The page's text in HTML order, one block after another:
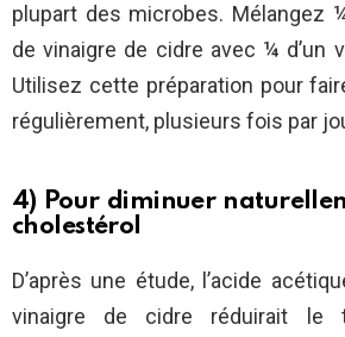
plupart des microbes. Mélangez
de vinaigre de cidre avec ¼ d’un
Utilisez cette préparation pour
régulièrement, plusieurs fois par
4) Pour diminuer
cholestérol
D’après une étude, l’acide
vinaigre de cidre réduirait le